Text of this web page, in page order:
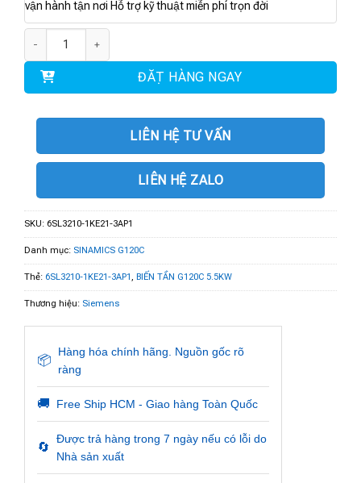
vận hành tận nơi Hỗ trợ kỹ thuật miễn phí trọn đời
ĐẶT HÀNG NGAY
LIÊN HỆ TƯ VẤN
LIÊN HỆ ZALO
SKU: 6SL3210-1KE21-3AP1
Danh mục: SINAMICS G120C
Thẻ: 6SL3210-1KE21-3AP1, BIẾN TẦN G120C 5.5KW
Thương hiệu: Siemens
📦
Hàng hóa chính hãng. Nguồn gốc rõ
ràng
🚚 Free Ship HCM - Giao hàng Toàn Quốc
🔄
Được trả hàng trong 7 ngày nếu có lỗi do
Nhà sản xuất